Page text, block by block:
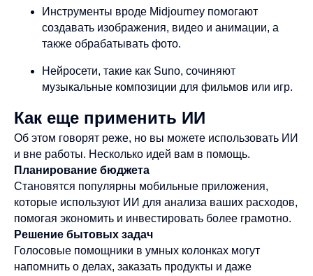
Инструменты вроде Midjourney помогают
создавать изображения, видео и анимации, а
также обрабатывать фото.
Нейросети, такие как Suno, сочиняют
музыкальные композиции для фильмов или игр.
Как еще применить ИИ
Об этом говорят реже, но вы можете использовать ИИ
и вне работы. Несколько идей вам в помощь.
Планирование бюджета
Становятся популярны мобильные приложения,
которые используют ИИ для анализа ваших расходов,
помогая экономить и инвестировать более грамотно.
Решение бытовых задач
Голосовые помощники в умных колонках могут
напомнить о делах, заказать продукты и даже